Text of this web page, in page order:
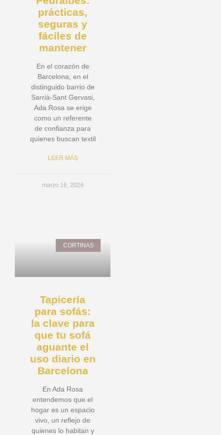
prácticas,
seguras y
fáciles de
mantener
En el corazón de
Barcelona, en el
distinguido barrio de
Sarrià-Sant Gervasi,
Ada Rosa se erige
como un referente
de confianza para
quienes buscan textil
LEER MÁS
marzo 16, 2026
CORTINAS
Tapicería
para sofás:
la clave para
que tu sofá
aguante el
uso diario en
Barcelona
En Ada Rosa
entendemos que el
hogar es un espacio
vivo, un reflejo de
quienes lo habitan y